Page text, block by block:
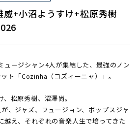
+小沼ようすけ+松原秀樹
ュージシャン4人が集結した、最強のノン
ト「Cozinha（コズィーニャ）」。
松原秀樹、沼澤尚。
、ジャズ、フュージョン、ポップス――ジャ
越え、それぞれの音楽人生で培ってきた